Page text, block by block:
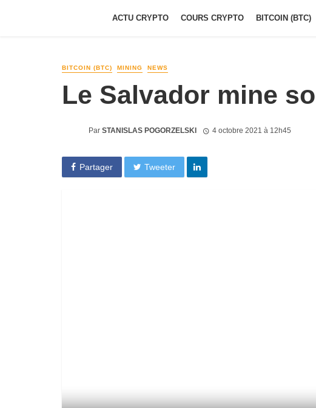
ACTU CRYPTO COURS CRYPTO BITCOIN (BTC)
BITCOIN (BTC) MINING NEWS
Le Salvador mine
Par STANISLAS POGORZELSKI 4 octobre 2021 à 12h45
Partager Tweeter